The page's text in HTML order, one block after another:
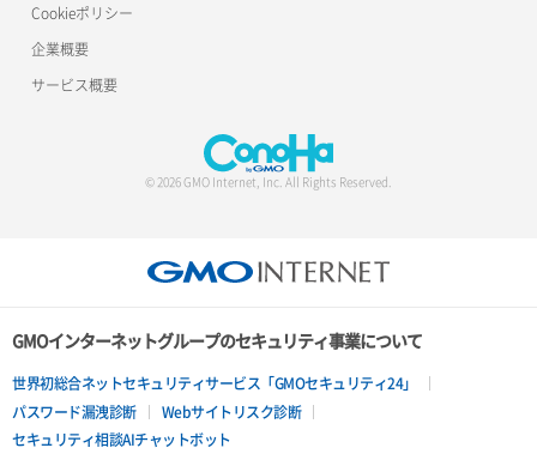
Cookieポリシー
企業概要
サービス概要
© 2026 GMO Internet, Inc. All Rights Reserved.
GMOインターネットグループのセキュリティ事業について
世界初総合ネットセキュリティサービス「GMOセキュリティ24」
パスワード漏洩診断
Webサイトリスク診断
セキュリティ相談AIチャットボット